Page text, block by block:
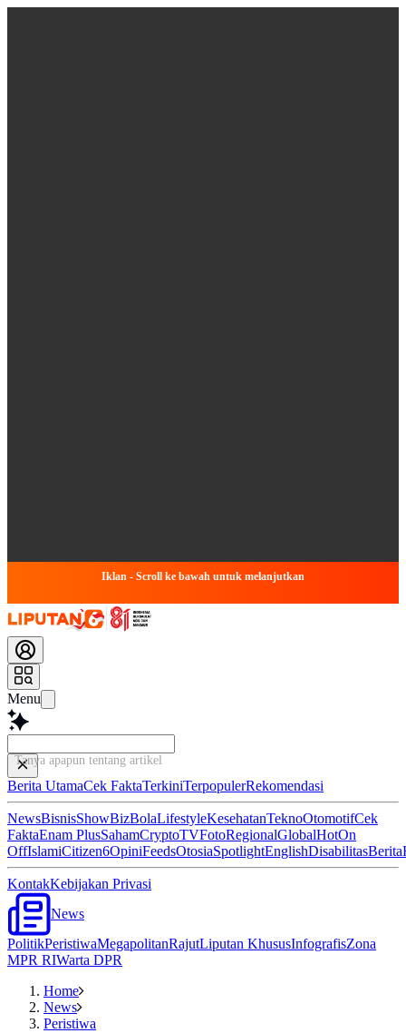
Iklan - Scroll ke bawah untuk melanjutkan
Menu
Tanya apapun tentang artikel ini...
Berita UtamaCek FaktaTerkiniTerpopulerRekomendasi
NewsBisnisShowBizBolaLifestyleKesehatanTeknoOtomotifCek
FaktaEnam PlusSahamCryptoTVFotoRegionalGlobalHotOn
OffIslamiCitizen6OpiniFeedsOtosiaSpotlightEnglishDisabilitasBerita
KontakKebijakan Privasi
News
PolitikPeristiwaMegapolitanRajutLiputan KhususInfografisZona
MPR RIWarta DPR
Home
News
Peristiwa